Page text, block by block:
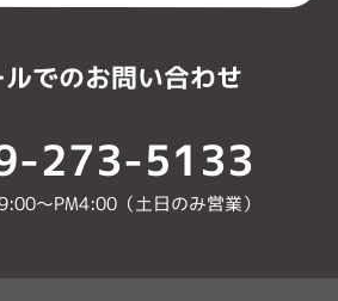
ルでのお問い合わせ
273-5133
〜PM4:00（土日のみ営業）